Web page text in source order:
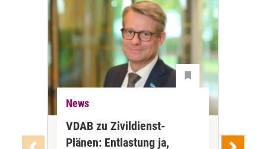
News
VDAB zu Zivildienst-
Plänen: Entlastung ja,